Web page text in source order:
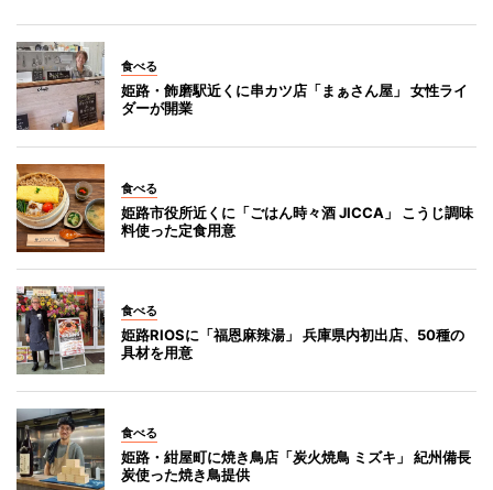
食べる
姫路・飾磨駅近くに串カツ店「まぁさん屋」 女性ライ
ダーが開業
食べる
姫路市役所近くに「ごはん時々酒 JICCA」 こうじ調味
料使った定食用意
食べる
姫路RIOSに「福恩麻辣湯」 兵庫県内初出店、50種の
具材を用意
食べる
姫路・紺屋町に焼き鳥店「炭火焼鳥 ミズキ」 紀州備長
炭使った焼き鳥提供